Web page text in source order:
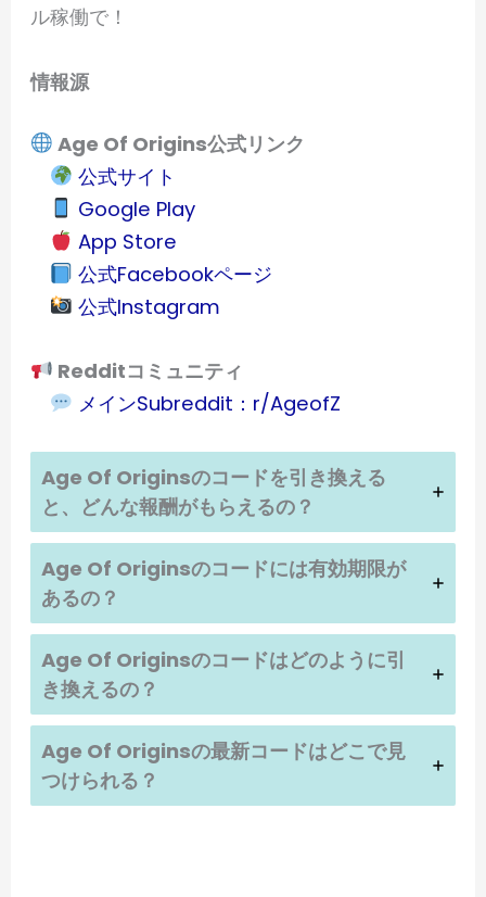
ル稼働で！
情報源
Age Of Origins公式リンク
公式サイト
Google Play
App Store
公式Facebookページ
公式Instagram
Redditコミュニティ
メインSubreddit：r/AgeofZ
Age Of Originsのコードを引き換える
と、どんな報酬がもらえるの？
Age Of Originsのコードには有効期限が
あるの？
Age Of Originsのコードはどのように引
き換えるの？
Age Of Originsの最新コードはどこで見
つけられる？